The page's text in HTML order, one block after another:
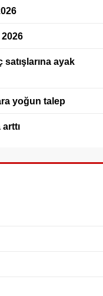
ayak
yoğun talep